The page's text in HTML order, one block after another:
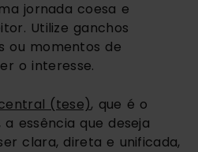
jornada coesa e
Utilize ganchos
ou momentos de
o interesse.
(tese), que é o
essência que deseja
clara, direta e unificada,